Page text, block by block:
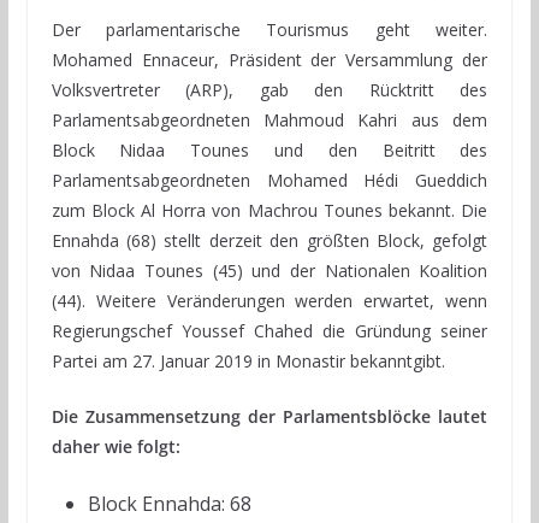
Der parlamentarische Tourismus geht weiter.
Mohamed Ennaceur, Präsident der Versammlung der
Volksvertreter (ARP), gab den Rücktritt des
Parlamentsabgeordneten Mahmoud Kahri aus dem
Block Nidaa Tounes und den Beitritt des
Parlamentsabgeordneten Mohamed Hédi Gueddich
zum Block Al Horra von Machrou Tounes bekannt. Die
Ennahda (68) stellt derzeit den größten Block, gefolgt
von Nidaa Tounes (45) und der Nationalen Koalition
(44). Weitere Veränderungen werden erwartet, wenn
Regierungschef Youssef Chahed die Gründung seiner
Partei am 27. Januar 2019 in Monastir bekanntgibt.
Die Zusammensetzung der Parlamentsblöcke lautet
daher wie folgt:
Block Ennahda: 68